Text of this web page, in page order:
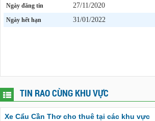
Ngày đăng tin 27/11/2020
Ngày hết hạn 31/01/2022
TIN RAO CÙNG KHU VỰC
Xe Cẩu Cần Thơ cho thuê tại các khu vực